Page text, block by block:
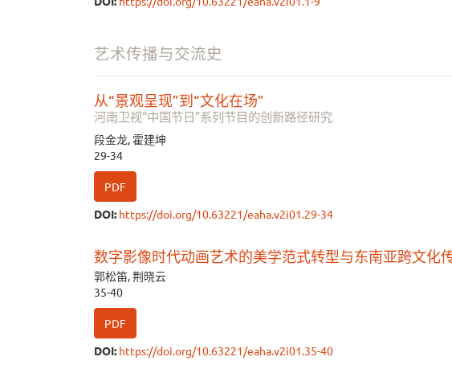
艺术传播与交流史
从“景观呈现”到“文化在场”
河南卫视“中国节日”系列节目的创新路径研究
段金龙, 霍建坤
29-34
PDF
DOI: https://doi.org/10.63221/eaha.v2i01.29-34
数字影像时代动画艺术的美学范式转型与东南亚跨文化
郭松笛, 荆晓云
35-40
PDF
DOI: https://doi.org/10.63221/eaha.v2i01.35-40